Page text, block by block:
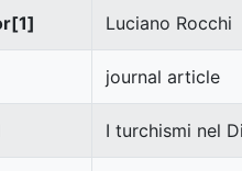
Luciano Rocchi
journal article
I turchismi nel